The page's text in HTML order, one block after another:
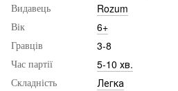
Видавець Rozum
Вік 6+
Гравців 3-8
Час партії 5-10 хв.
Складність Легка